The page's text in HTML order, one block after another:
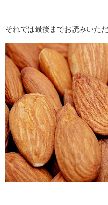
それでは最後までお読みいた